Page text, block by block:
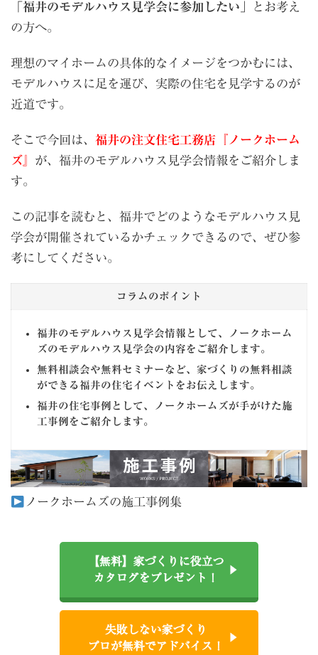
「福井のモデルハウス見学会に参加したい」
とお考え
の方へ。
理想のマイホームの具体的なイメージをつかむには、
モデルハウスに足を運び、実際の住宅を見学するのが
近道です。
そこで今回は、 福井の注文住宅工務店『ノークホーム
ズ』 が、福井のモデルハウス見学会情報をご紹介しま
す。
この記事を読むと、福井でどのようなモデルハウス見
学会が開催されているかチェックできるので、ぜひ参
考にしてください。
コラムのポイント
福井のモデルハウス見学会情報として、ノークホーム
ズのモデルハウス見学会の内容をご紹介します。
無料相談会や無料セミナーなど、家づくりの無料相談
ができる福井の住宅イベントをお伝えします。
福井の住宅事例として、ノークホームズが手がけた施
工事例をご紹介します。
ノークホームズの施工事例集
【無料】家づくりに役立つ
カタログをプレゼント！
失敗しない家づくり
プロが無料でアドバイス！